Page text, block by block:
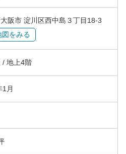
阪市 淀川区西中島３丁目18-3
図をみる
/ 地上4階
1月